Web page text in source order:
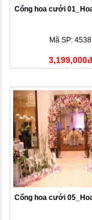
Cổng hoa cưới
Mã SP: 4538
3,199,000đ
Cổng hoa cưới